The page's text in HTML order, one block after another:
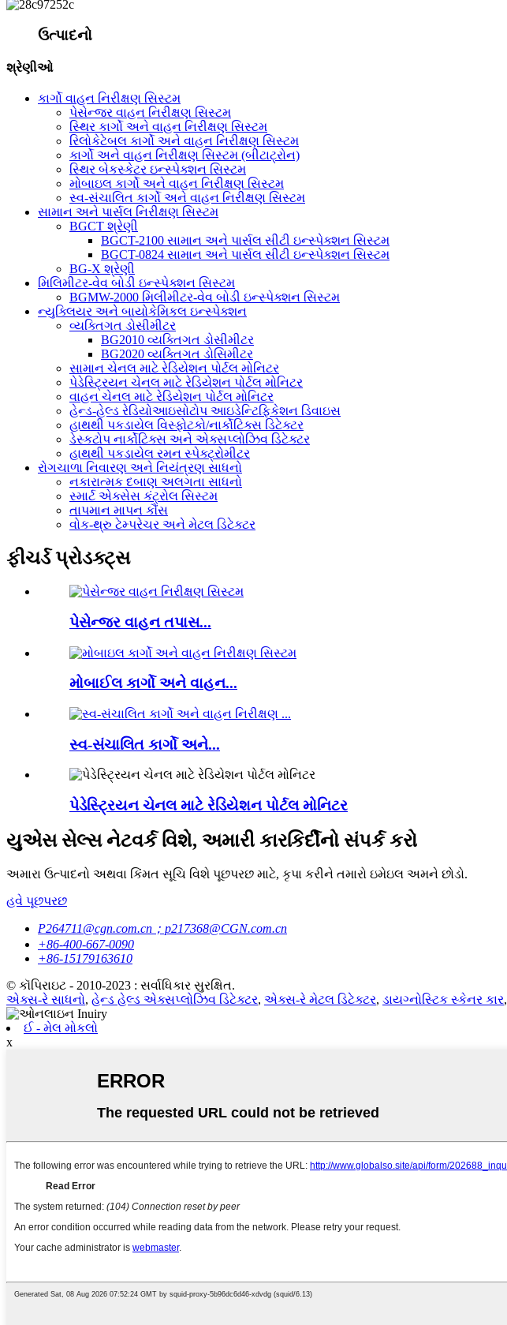
ઉત્પાદનો
શ્રેણીઓ
કાર્ગો વાહન નિરીક્ષણ સિસ્ટમ
પેસેન્જર વાહન નિરીક્ષણ સિસ્ટમ
સ્થિર કાર્ગો અને વાહન નિરીક્ષણ સિસ્ટમ
રિલોકેટેબલ કાર્ગો અને વાહન નિરીક્ષણ સિસ્ટમ
કાર્ગો અને વાહન નિરીક્ષણ સિસ્ટમ (બીટાટ્રોન)
સ્થિર બેકસ્કેટર ઇન્સ્પેક્શન સિસ્ટમ
મોબાઇલ કાર્ગો અને વાહન નિરીક્ષણ સિસ્ટમ
સ્વ-સંચાલિત કાર્ગો અને વાહન નિરીક્ષણ સિસ્ટમ
સામાન અને પાર્સલ નિરીક્ષણ સિસ્ટમ
BGCT શ્રેણી
BGCT-2100 સામાન અને પાર્સલ સીટી ઇન્સ્પેક્શન સિસ્ટમ
BGCT-0824 સામાન અને પાર્સલ સીટી ઇન્સ્પેક્શન સિસ્ટમ
BG-X શ્રેણી
મિલિમીટર-વેવ બોડી ઇન્સ્પેક્શન સિસ્ટમ
BGMW-2000 મિલીમીટર-વેવ બોડી ઇન્સ્પેક્શન સિસ્ટમ
ન્યુક્લિયર અને બાયોકેમિકલ ઇન્સ્પેક્શન
વ્યક્તિગત ડોસીમીટર
BG2010 વ્યક્તિગત ડોસીમીટર
BG2020 વ્યક્તિગત ડોસિમીટર
સામાન ચેનલ માટે રેડિયેશન પોર્ટલ મોનિટર
પેડેસ્ટ્રિયન ચેનલ માટે રેડિયેશન પોર્ટલ મોનિટર
વાહન ચેનલ માટે રેડિયેશન પોર્ટલ મોનિટર
હેન્ડ-હેલ્ડ રેડિયોઆઇસોટોપ આઇડેન્ટિફિકેશન ડિવાઇસ
હાથથી પકડાયેલ વિસ્ફોટકો/નાર્કોટિક્સ ડિટેક્ટર
ડેસ્કટોપ નાર્કોટિક્સ અને એક્સપ્લોઝિવ ડિટેક્ટર
હાથથી પકડાયેલ રમન સ્પેક્ટ્રોમીટર
રોગચાળા નિવારણ અને નિયંત્રણ સાધનો
નકારાત્મક દબાણ અલગતા સાધનો
સ્માર્ટ એક્સેસ કંટ્રોલ સિસ્ટમ
તાપમાન માપન કૌંસ
વોક-થ્રુ ટેમ્પરેચર અને મેટલ ડિટેક્ટર
ફીચર્ડ પ્રોડક્ટ્સ
પેસેન્જર વાહન તપાસ...
મોબાઈલ કાર્ગો અને વાહન...
સ્વ-સંચાલિત કાર્ગો અને...
પેડેસ્ટ્રિયન ચેનલ માટે રેડિયેશન પોર્ટલ મોનિટર
યુએસ સેલ્સ નેટવર્ક વિશે, અમારી કારકિર્દીનો સંપર્ક કરો
અમારા ઉત્પાદનો અથવા કિંમત સૂચિ વિશે પૂછપરછ માટે, કૃપા કરીને તમારો ઇમેઇલ અમને છોડો.
હવે પૂછપરછ
P264711@cgn.com.cn；p217368@CGN.com.cn
+86-400-667-0090
+86-15179163610
© કૉપિરાઇટ - 2010-2023 : સર્વાધિકાર સુરક્ષિત.
એક્સ-રે સાધનો, હેન્ડ હેલ્ડ એક્સપ્લોઝિવ ડિટેક્ટર, એક્સ-રે મેટલ ડિટેક્ટર, ડાયગ્નોસ્ટિક સ્કેનર કાર,
ઈ - મેલ મોકલો
x